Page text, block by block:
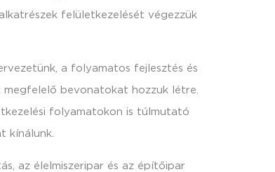
felületkezelését végezzük
a folyamatos fejlesztés és
megfelelő bevonatokat hozzuk létre.
folyamatokon is túlmutató
kínálunk.
az élelmiszeripar és az építőipar